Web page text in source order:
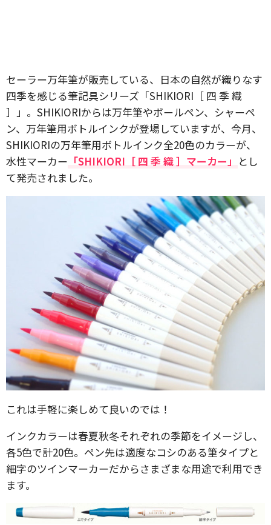
セーラー万年筆が販売している、日本の自然が織りなす
四季を感じる筆記具シリーズ「SHIKIORI［ 四 季 織
］」。SHIKIORIからは万年筆やボールペン、シャーペ
ン、万年筆用ボトルインクが登場していますが、今月、
SHIKIORIの万年筆用ボトルインク全20色のカラーが、
水性マーカー 「SHIKIORI［ 四 季 織 ］マーカー」 とし
て発売されました。
これは手軽に楽しめて良いのでは！
インクカラーは春夏秋冬それぞれの季節をイメージし、
各5色で計20色。ペン先は適度なコシのある筆タイプと
細字のツインマーカーだからさまざまな用途で利用でき
ます。